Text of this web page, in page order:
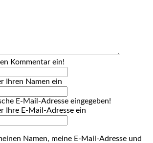
Kommentar ein!
Ihren Namen ein
E-Mail-Adresse eingegeben!
Ihre E-Mail-Adresse ein
Namen, meine E-Mail-Adresse und